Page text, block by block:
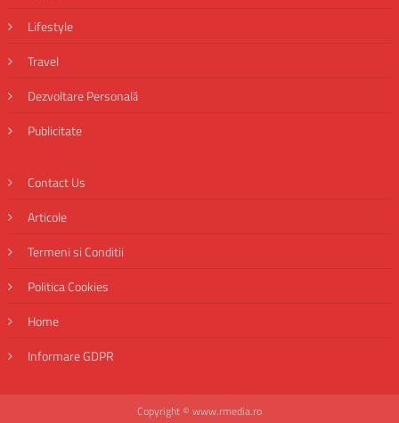
Lifestyle
Travel
Dezvoltare Personală
Publicitate
Contact Us
Articole
Termeni si Conditii
Politica Cookies
Home
Informare GDPR
Copyright © www.rmedia.ro